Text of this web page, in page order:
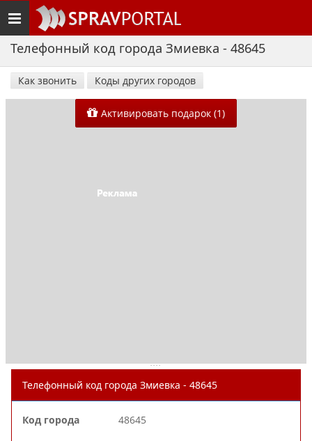
Toggle
navigation
Телефонный код города Змиевка - 48645
Как звонить Коды других городов
Активировать подарок (1)
. . . .
Телефонный код города Змиевка - 48645
Код города 48645